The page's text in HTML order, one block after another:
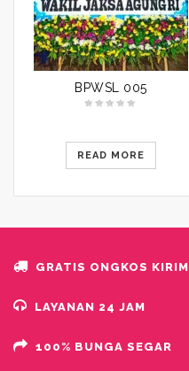
BPWSL 005
READ MORE
GRATIS ONGKOS KIRIM
LAYANAN 24 JAM
100% BUNGA SEGAR